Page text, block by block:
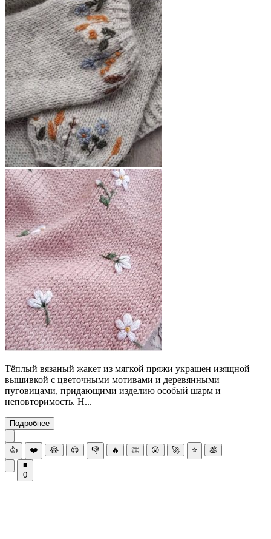
Тёплый вязаный жакет из мягкой пряжи украшен изящной
вышивкой с цветочными мотивами и деревянными
пуговицами, придающими изделию особый шарм и
неповторимость. Н...
Подробнее
👍 ❤️ 😂 😍 👎 🔥 👏 😮 🚀 ⭐ 💩
0